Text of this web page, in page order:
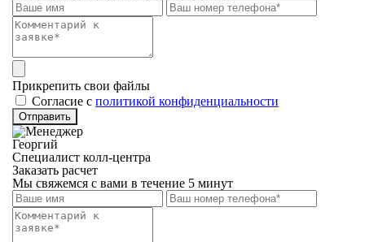
Прикрепить свои файлы
Cогласие с политикой конфиденциальности
Отправить
Георгий
Специалист колл-центра
Заказать расчет
Мы свяжемся с вами в течение 5 минут